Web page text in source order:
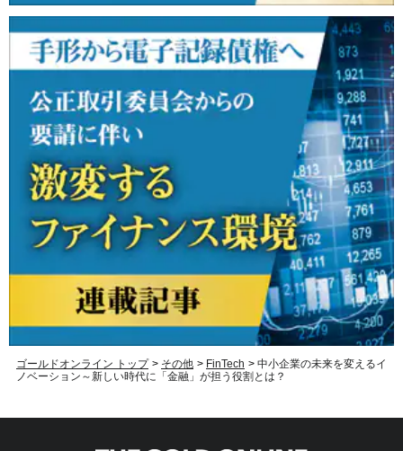
ゴールドオンライン トップ > その他 > FinTech > 中小企業の未来を変えるイ
ノベーション～新しい時代に「金融」が担う役割とは？